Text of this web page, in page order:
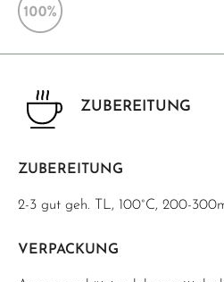
ZUBEREITUNG
ZUBEREITUNG
2-3 gut geh. TL, 100°C, 200-
VERPACKUNG